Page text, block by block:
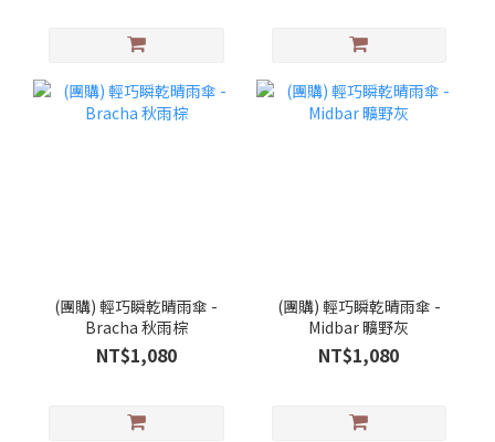
(團購) 輕巧瞬乾晴雨傘 -
Bracha 秋雨棕
NT$1,080
(團購) 輕巧瞬乾晴雨傘 -
Midbar 曠野灰
NT$1,080